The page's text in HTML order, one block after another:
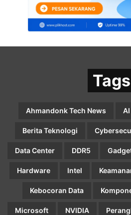
Tags
Ahmandonk Tech News AI
Berita Teknologi
Data Center DDR5
Hardware Intel
Kebocoran Data
Microsoft NVIDIA